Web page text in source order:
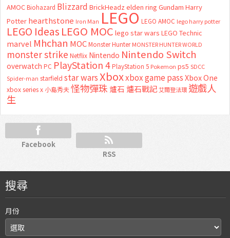
AMOC Biohazard Blizzard BrickHeadz elden ring Gundam Harry
Potter hearthstone Iron Man LEGO LEGO AMOC lego harry potter
LEGO Ideas LEGO MOC lego star wars LEGO Technic
marvel Mhchan MOC Monster Hunter MONSTER HUNTER WORLD
monster strike Netflix Nintendo Nintendo Switch
overwatch PC PlayStation 4 PlayStation 5 Pokemon ps5 SDCC
Spider-man starfield star warsXboxxbox game passXbox One
xbox series x 小島秀夫怪物彈珠 爐石 爐石戰記艾爾登法環 遊戲人
生
Facebook
RSS
搜尋
月份